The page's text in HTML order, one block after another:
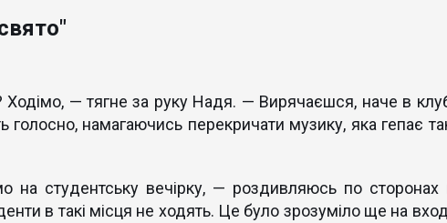
— тягне за руку Надя. — Вирячаєшся, наче в
голосно, намагаючись перекричати музику, яка гепає
на студентську вечірку, — роздивляюсь по сторонах
в такі місця не ходять. Це було зрозуміло ще на